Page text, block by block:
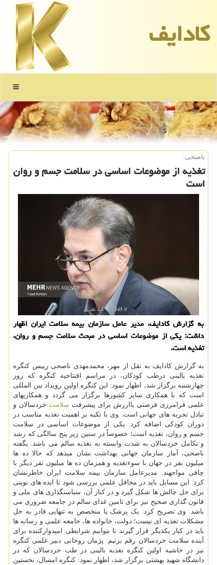
كادایف
منو
ناصحی:
تغذیه از موضوعات اساسی در سلامت جسم و روان
است
به گزارش کادایف، مدیر عامل سازمان بیمه سلامت ایران اظهار
داشت: یکی از موضوعات اساسی در مبحث سلامت جسم و روان،
تغذیه است.
به گزارش کادایف به نقل از مهر، محمدمهدی ناصحی رییس کنگره
تغذیه بالینی درطب کودکان، در مراسم افتتاحیه کنگره که روز
چهارشنبه برگزار شد، اظهار نمود: این کنگره اولین رویداد بین المللی
است که با همکاری سایر کشورها برگزار می گردد و همکاریهای
علمی فرامرزی فرصتی باارزش برای پیشرفت سلامت خردسالان و
تبادل تجربه های جهانی است. وی با تکیه بر اهمیت تغذیه مناسب در
دوران کودکی اضافه کرد: یکی از موضوعات اساسی در سلامت
جسم و روان، تغذیه است؛ خصوصاً در سنین زیر پنج سالگی که رشد
و تکامل خردسالان به شدت وابسته به تغذیه سالم می باشد. بگفته
ناصحی، آمار سازمان جهانی بهداشت نشان میدهد که حالا ده ها
میلیون نفر در جهان با سوءتغذیه و همزمان ده ها میلیون نفر دیگر با
چاقی مواجهند. مدیرعامل سازمان بیمه سلامت ایران خاطرنشان
کرد: این مسایل باید در محافل علمی بررسی شود تا ایده های نوینی
برای حل چالش ها شکل گیرد و در کنار آن، سیاستگذاری های ملی و
قانون گذاری صحیح نیز برای تامین غذای سالم در جامعه ضروری می
باشد. وی تصریح کرد: یک پزشک یا متخصص به تنهایی قادر به حل
مشکلات تغذیه ای نیست؛ دولت، خانواده ها، جامعه علمی و رسانه ها
باید در کنار یکدیگر قرار گیرند تا بتوانیم شرایطی امیدوارکننده برای
آینده سلامت خردسالان رقم بزنیم. پژمان روحانی دبیر علمی کنگره
نیز در حاشیه اولین کنگره تغذیه بالینی در طب خردسالان که در
دانشگاه شهید بهشتی برگزار شد، اظهار نمود: کنگره امسال، نخستین